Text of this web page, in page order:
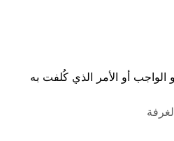
الواجب أو الأمر الذي كُلفت به